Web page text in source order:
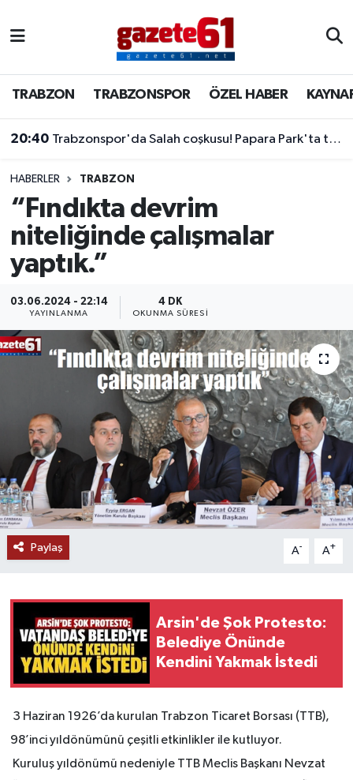
TRABZON TRABZONSPOR ÖZEL HABER
20:40 Trabzonspor'da Salah coşkusu! Papara Park'ta tarihi imza töreni
HABERLER TRABZON
“Fındıkta devrim
niteliğinde çalışmalar
yaptık.”
03.06.2024 - 22:14
YAYINLANMA
4 DK
OKUNMA SÜRESI
Paylaş A- A+
Arsin'de Şok Protesto:
Belediye Önünde
Kendini Yakmak İstedi
3 Haziran 1926’da kurulan Trabzon Ticaret Borsası (TTB),
98’inci yıldönümünü çeşitli etkinlikler ile kutluyor.
Kuruluş yıldönümü nedeniyle TTB Meclis Başkanı Nevzat
TRABZONSPOR
ÖZEL HABER
KAYNAR KAZAN
SİYASET
GÜNDEM
Trabzon Nöbetçi Eczaneler
Trabzon Hava Durumu
Trabzon Namaz Vakitleri
Trabzon Trafik Yoğunluk Haritası
Süper Lig Puan Durumu ve Fikstür
Tüm Manşetler
Son Dakika Haberleri
Haber Arşivi